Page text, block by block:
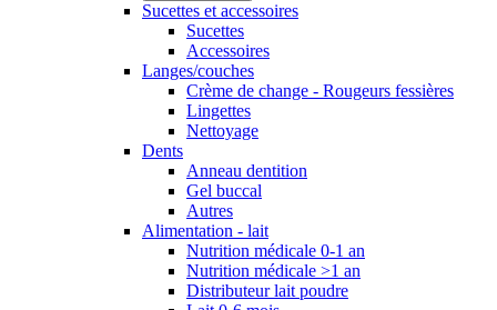
Sucettes et accessoires
Sucettes
Accessoires
Langes/couches
Crème de change - Rougeurs fessières
Lingettes
Nettoyage
Dents
Anneau dentition
Gel buccal
Autres
Alimentation - lait
Nutrition médicale 0-1 an
Nutrition médicale >1 an
Distributeur lait poudre